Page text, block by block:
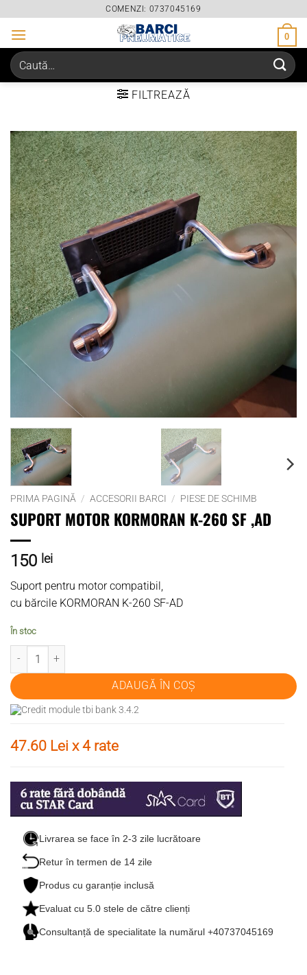
content
COMENZI: 0737045169
0
Caută
după:
FILTREAZĂ
PRIMA PAGINĂ / ACCESORII BARCI / PIESE DE SCHIMB
SUPORT MOTOR KORMORAN K-260 SF ,AD
150 lei
Suport pentru motor compatibil,
cu bărcile KORMORAN K-260 SF-AD
În stoc
Cantitate SUPORT MOTOR KORMORAN K-260 SF ,AD
ADAUGĂ ÎN COȘ
47.60 Lei x 4 rate
Livrarea se face în 2-3 zile lucrătoare
Retur în termen de 14 zile
Produs cu garanție inclusă
Evaluat cu5.0 stele de către clienți
Consultanță de specialitate la numărul +40737045169